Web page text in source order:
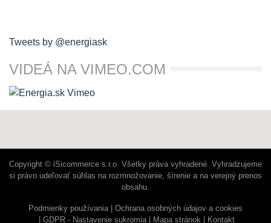
Tweets by @energiask
VIDEÁ NA VIMEO.COM
Copyright © iSicommerce s.r.o. Všetky práva vyhradené. Vyhradzujeme
si právo udeľovať súhlas na rozmnožovanie, šírenie a na verejný prenos
obsahu.
Podmienky používania
Ochrana osobných údajov a cookies
GDPR - Nastavenie sukromia
Mapa stránok Kontakt